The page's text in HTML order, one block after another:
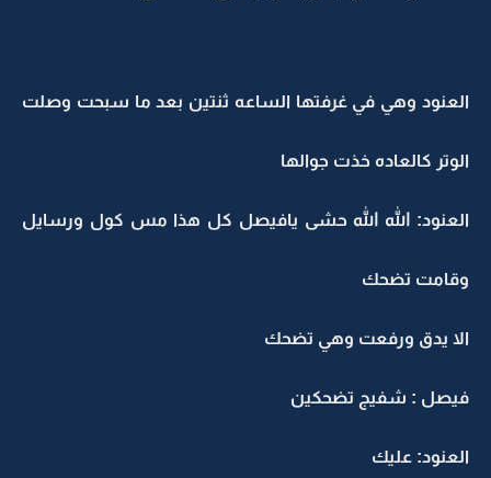
العنود وهي في غرفتها الساعه ثنتين بعد ما سبحت وصلت
الوتر كالعاده خذت جوالها
العنود: الله الله حشى يافيصل كل هذا مس كول ورسايل
وقامت تضحك
الا يدق ورفعت وهي تضحك
فيصل : شفيج تضحكين
العنود: عليك